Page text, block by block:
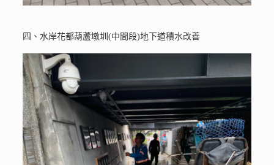
四、水岸花都葫蘆墩圳(中間段)地下道積水改善